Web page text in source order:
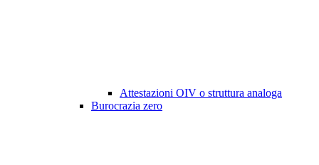
Attestazioni OIV o struttura analoga
Burocrazia zero